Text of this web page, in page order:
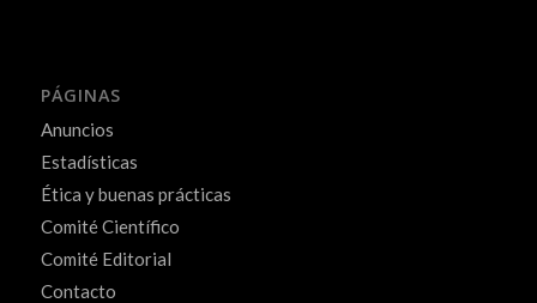
PÁGINAS
Anuncios
Estadísticas
Ética y buenas prácticas
Comité Científico
Comité Editorial
Contacto